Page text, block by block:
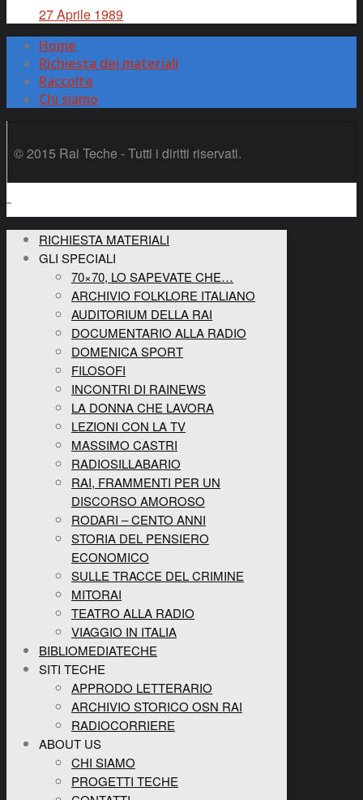
27 Aprile 1989
Home
Richiesta dei materiali
Raccolte
Chi siamo
© 2015 Rai Teche - Tutti i diritti riservati.
RICHIESTA MATERIALI
GLI SPECIALI
70×70, LO SAPEVATE CHE…
ARCHIVIO FOLKLORE ITALIANO
AUDITORIUM DELLA RAI
DOCUMENTARIO ALLA RADIO
DOMENICA SPORT
FILOSOFI
INCONTRI DI RAINEWS
LA DONNA CHE LAVORA
LEZIONI CON LA TV
MASSIMO CASTRI
RADIOSILLABARIO
RAI, FRAMMENTI PER UN
DISCORSO AMOROSO
RODARI – CENTO ANNI
STORIA DEL PENSIERO
ECONOMICO
SULLE TRACCE DEL CRIMINE
MITORAI
TEATRO ALLA RADIO
VIAGGIO IN ITALIA
BIBLIOMEDIATECHE
SITI TECHE
APPRODO LETTERARIO
ARCHIVIO STORICO OSN RAI
RADIOCORRIERE
ABOUT US
CHI SIAMO
PROGETTI TECHE